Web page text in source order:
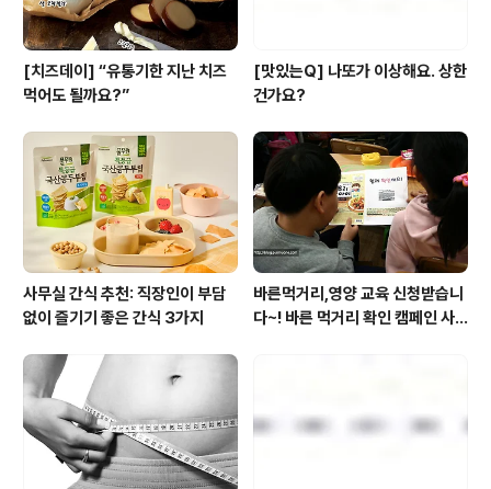
[치즈데이] “유통기한 지난 치즈
먹어도 될까요?”
[맛있는Q] 나또가 이상해요. 상한
건가요?
사무실 간식 추천: 직장인이 부담
없이 즐기기 좋은 간식 3가지
바른먹거리,영양 교육 신청받습니
다~! 바른 먹거리 확인 캠페인 사